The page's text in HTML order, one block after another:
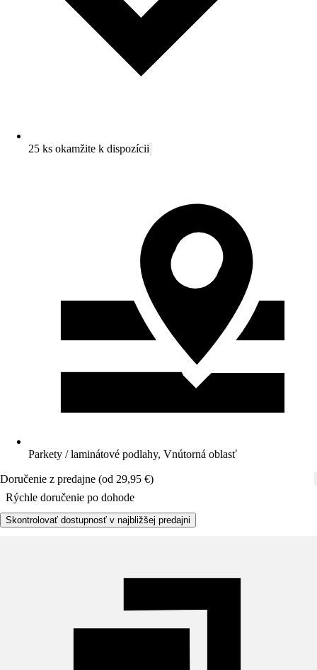
25 ks okamžite k dispozícii
Parkety / laminátové podlahy, Vnútorná oblasť
Doručenie z predajne (od 29,95 €)
Rýchle doručenie po dohode
Skontrolovať dostupnosť v najbližšej predajni